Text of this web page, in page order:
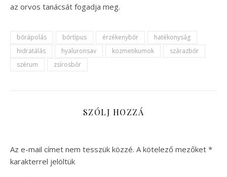
az orvos tanácsát fogadja meg.
bőrápolás bőrtípus érzékenybőr
hatékonyság
hidratálás
hyaluronsav kozmetikumok
szárazbőr
szérum
zsírosbőr
SZÓLJ HOZZÁ
Az e-mail címet nem tesszük közzé. A kötelező mezőket *
karakterrel jelöltük